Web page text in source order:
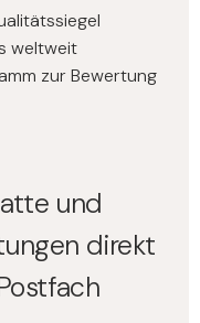
weltweit
zur Bewertung
und
direkt